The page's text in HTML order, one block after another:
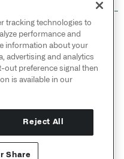
Inc. All rights
Information
tracking technologies to
performance and
information about your
advertising and analytics
out preference signal then
is available in our
Reject All
Share